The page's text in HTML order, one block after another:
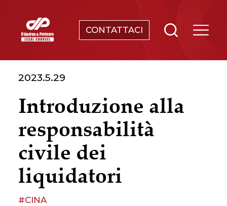
CONTATTACI
CHI SIAMO
NEWS & EVENTI
CONOSCENZE
CONTATTI
2023.5.29
Introduzione alla
responsabilità
civile dei
liquidatori
#CINA